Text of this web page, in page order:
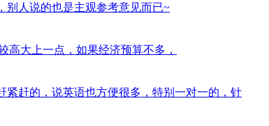
别人说的也是主观参考意见而已~
高大上一点，如果经济预算不多，
紧赶的，说英语也方便很多，特别一对一的，针